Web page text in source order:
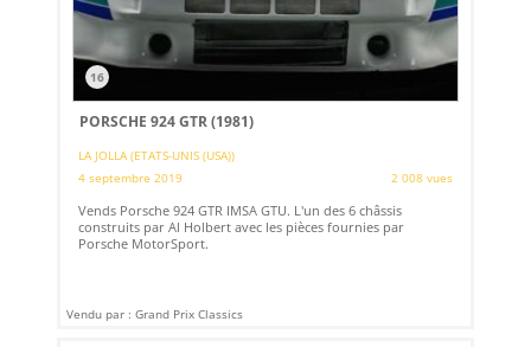
16
PORSCHE 924 GTR (1981)
LA JOLLA (ETATS-UNIS (USA))
4 septembre 2019
2 008 vues
Vends Porsche 924 GTR IMSA GTU. L'un des 6 châssis
construits par Al Holbert avec les pièces fournies par
Porsche MotorSport.
Vendu par : Grand Prix Classics